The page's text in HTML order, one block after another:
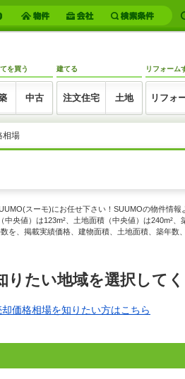
を買う
中古
建てる
注文住宅 土地
リフォーム
リフォ
相場
スーモ)にお任せ下さい！SUUMOの物件情
央値）は123m²、土地面積（中央値）は240m²
を、掲載実績価格、建物面積、土地面積、築年数
りたい地域を選択して
価格相場を知りたい方はこちら